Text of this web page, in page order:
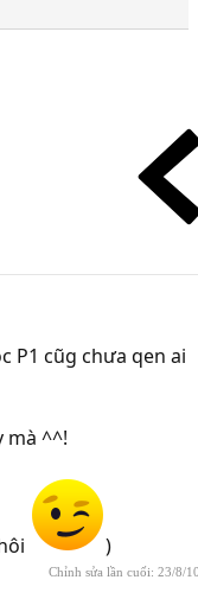
P1 cũg chưa qen ai
mà ^^!
)
Chỉnh sửa lần cuối: 23/8/